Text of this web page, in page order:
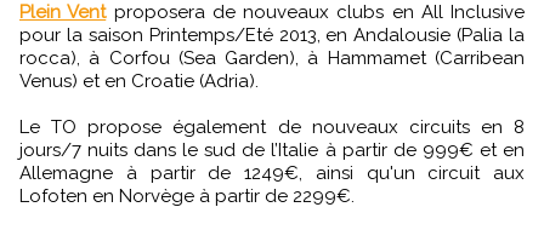
Plein Ventproposera de nouveaux clubs en All Inclusive
pour la saison Printemps/Eté 2013, en Andalousie (Palia la
rocca), à Corfou (Sea Garden), à Hammamet (Carribean
Venus) et en Croatie (Adria).
Le TO propose également de nouveaux circuits en 8
jours/7 nuits dans le sud de l’Italie à partir de 999€ et en
Allemagne à partir de 1249€, ainsi qu'un circuit aux
Lofoten en Norvège à partir de 2299€.